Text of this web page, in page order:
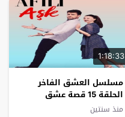
1:18:33
مسلسل العشق الفاخر
الحلقة 15 قصة عشق
منذ سنتين